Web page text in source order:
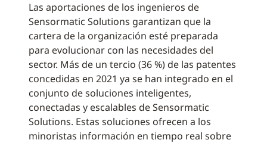
Las aportaciones de los ingenieros de
Sensormatic Solutions garantizan que la
cartera de la organización esté preparada
para evolucionar con las necesidades del
sector. Más de un tercio (36 %) de las patentes
concedidas en 2021 ya se han integrado en el
conjunto de soluciones inteligentes,
conectadas y escalables de Sensormatic
Solutions. Estas soluciones ofrecen a los
minoristas información en tiempo real sobre